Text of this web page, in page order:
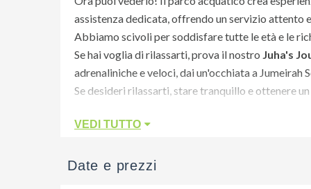
assistenza dedicata, offrendo un servizio attento
Abbiamo scivoli per soddisfare tutte le età e le
Se hai voglia di rilassarti, prova il nostro Juha's
adrenaliniche e veloci, dai un'occhiata a Jumeirah
Se desideri rilassarti, stare tranquillo e ottenere
Ibambinie i neonati sono naturalmente
numero di posti auto dedicati nel parcheggio,
VEDI TUTTO
Date e prezzi